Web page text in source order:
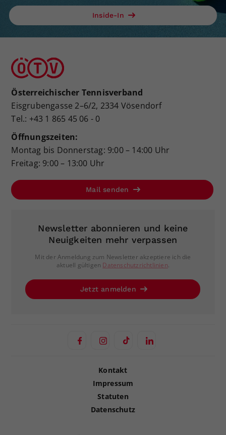
Inside-In
Österreichischer Tennisverband
Eisgrubengasse 2–6/2, 2334 Vösendorf
Tel.: +43 1 865 45 06 - 0
Öffnungszeiten:
Montag bis Donnerstag: 9:00 – 14:00 Uhr
Freitag: 9:00 – 13:00 Uhr
Mail senden
Newsletter abonnieren und keine
Neuigkeiten mehr verpassen
Mit der Anmeldung zum Newsletter akzeptiere ich die
aktuell gültigen Datenschutzrichtlinien.
Jetzt anmelden
Kontakt
Impressum
Statuten
Datenschutz